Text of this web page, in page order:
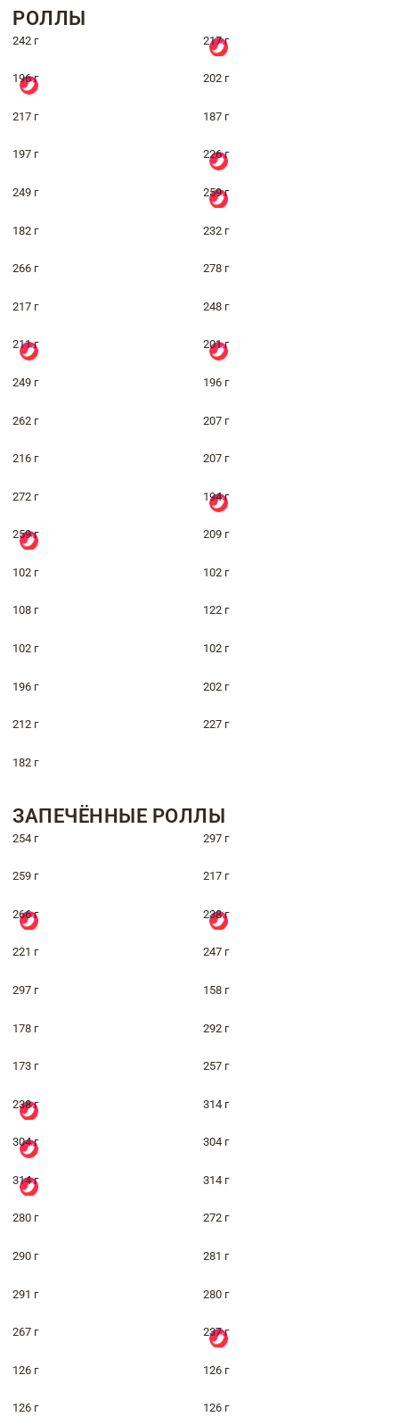
РОЛЛЫ
242 г 217 г
196 г 202 г
217 г 187 г
197 г 226 г
249 г 259 г
182 г 232 г
266 г 278 г
217 г 248 г
211 г 201 г
249 г 196 г
262 г 207 г
216 г 207 г
272 г 194 г
259 г 209 г
102 г 102 г
108 г 122 г
102 г 102 г
196 г 202 г
212 г 227 г
182 г
ЗАПЕЧЁННЫЕ РОЛЛЫ
254 г 297 г
259 г 217 г
266 г 238 г
221 г 247 г
297 г 158 г
178 г 292 г
173 г 257 г
238 г 314 г
304 г 304 г
314 г 314 г
280 г 272 г
290 г 281 г
291 г 280 г
267 г 237 г
126 г 126 г
126 г 126 г